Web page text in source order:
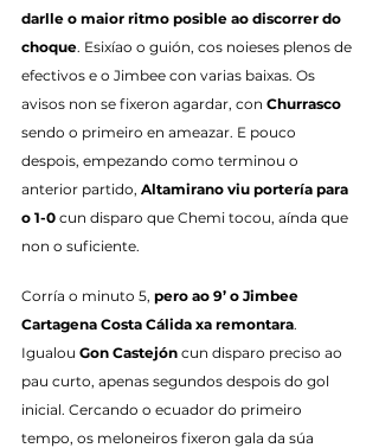
darlle o maior ritmo posible ao discorrer do
choque. Esixíao o guión, cos noieses plenos de
efectivos e o Jimbee con varias baixas. Os
avisos non se fixeron agardar, con Churrasco
sendo o primeiro en ameazar. E pouco
despois, empezando como terminou o
anterior partido, Altamirano viu portería para
o 1-0 cun disparo que Chemi tocou, aínda que
non o suficiente.
Corría o minuto 5, pero ao 9’ o Jimbee
Cartagena Costa Cálida xa remontara.
Igualou Gon Castejón cun disparo preciso ao
pau curto, apenas segundos despois do gol
inicial. Cercando o ecuador do primeiro
tempo, os meloneiros fixeron gala da súa